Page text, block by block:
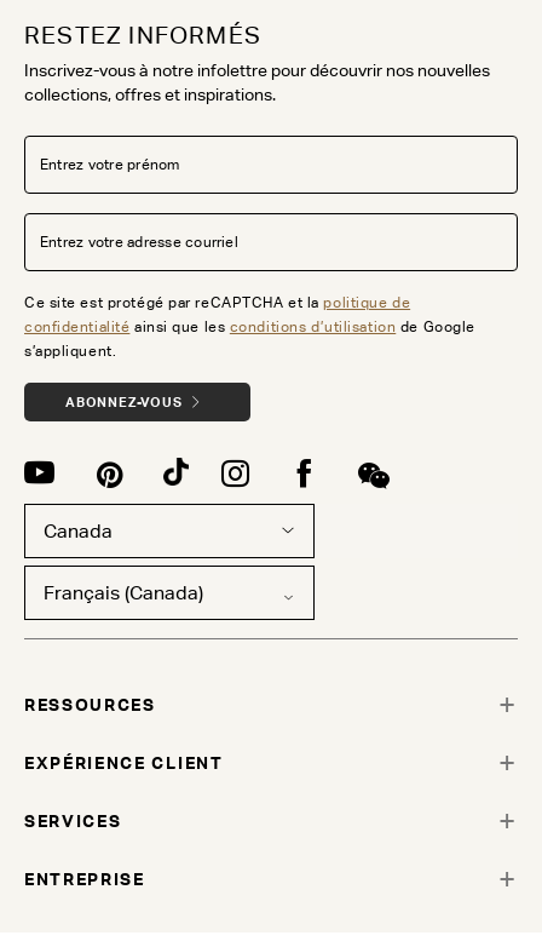
RESTEZ INFORMÉS
Inscrivez-vous à notre infolettre pour découvrir nos nouvelles
collections, offres et inspirations.
Ce site est protégé par reCAPTCHA et lapolitique de
confidentialité ainsi que les conditions d’utilisation de Google
s’appliquent.
ABONNEZ-VOUS
Canada
Français (Canada)
RESSOURCES
EXPÉRIENCE CLIENT
SERVICES
ENTREPRISE